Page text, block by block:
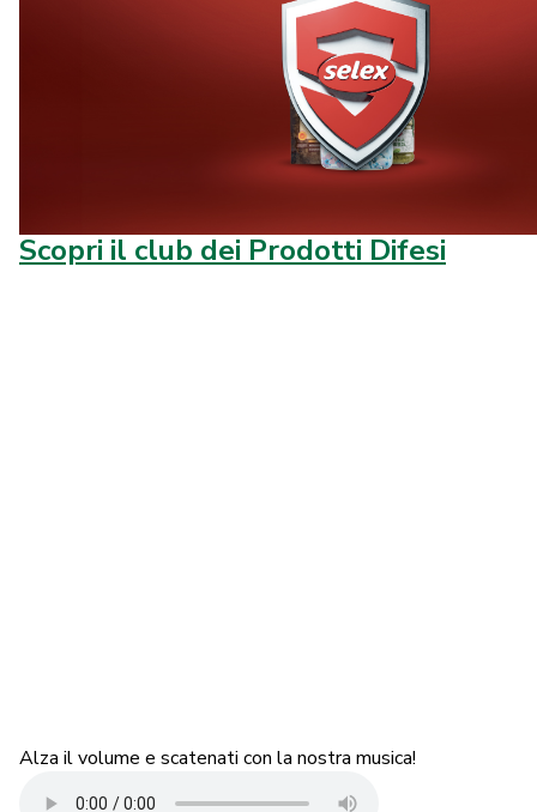
Scopri il club dei Prodotti Difesi
Alza il volume e scatenati con la nostra musica!